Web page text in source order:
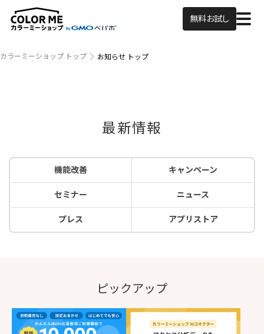
無料お試し
カラーミーショップ トップ お知らせ トップ
最新情報
機能改善 キャンペーン
セミナー ニュース
プレス アプリストア
ピックアップ